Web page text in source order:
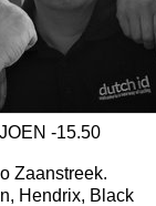
-15.50
Zaanstreek.
Hendrix, Black